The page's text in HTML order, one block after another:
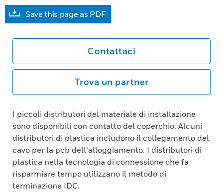
Save this page as PDF
Contattaci
Trova un partner
I piccoli distributori del materiale di installazione
sono disponibili con contatto del coperchio. Alcuni
distributori di plastica includono il collegamento del
cavo per la pcb dell’alloggiamento. I distributori di
plastica nella tecnologia di connessione che fa
risparmiare tempo utilizzano il metodo di
terminazione IDC.